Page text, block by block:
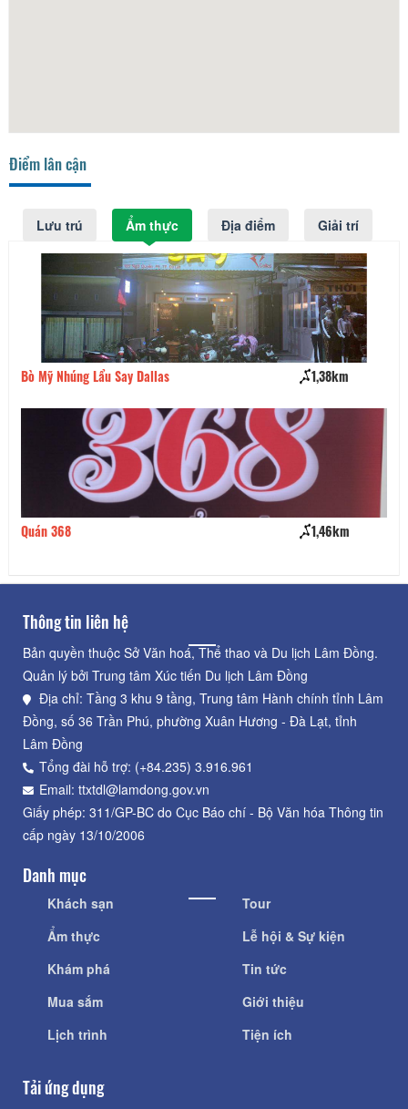
Điểm lân cận
Lưu trú Ẩm thực Địa điểm Giải trí
Bò Mỹ Nhúng Lẩu Say Dallas 1,38km
Quán 368 1,46km
Thông tin liên hệ
Bản quyền thuộc Sở Văn hoá, Thể thao và Du lịch Lâm Đồng.
Quản lý bởi Trung tâm Xúc tiến Du lịch Lâm Đồng
Địa chỉ: Tầng 3 khu 9 tầng, Trung tâm Hành chính tỉnh Lâm
Đồng, số 36 Trần Phú, phường Xuân Hương - Đà Lạt, tỉnh
Lâm Đồng
Tổng đài hỗ trợ: (+84.235) 3.916.961
Email: ttxtdl@lamdong.gov.vn
Giấy phép: 311/GP-BC do Cục Báo chí - Bộ Văn hóa Thông tin
cấp ngày 13/10/2006
Danh mục
Khách sạn
Ẩm thực
Khám phá
Mua sắm
Lịch trình
Tour
Lễ hội & Sự kiện
Tin tức
Giới thiệu
Tiện ích
Tải ứng dụng